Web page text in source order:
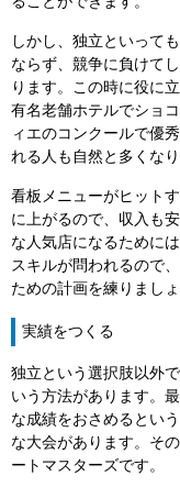
しかし、独立といって
ならず、競争に負けて
ります。この時に役に
有名老舗ホテルでショ
ィエのコンクールで優
れる人も自然と多くなり
看板メニューがヒット
に上がるので、収入も
な人気店になるために
スキルが問われるので
ための計画を練りましょ
実績をつくる
独立という選択肢以外
いう方法があります。
な成績をおさめるとい
な大会があります。そ
ートマスターズです。